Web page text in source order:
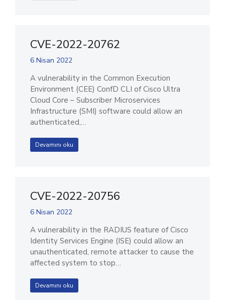
CVE-2022-20762
6 Nisan 2022
A vulnerability in the Common Execution
Environment (CEE) ConfD CLI of Cisco Ultra
Cloud Core – Subscriber Microservices
Infrastructure (SMI) software could allow an
authenticated,…
Devamını oku
CVE-2022-20756
6 Nisan 2022
A vulnerability in the RADIUS feature of Cisco
Identity Services Engine (ISE) could allow an
unauthenticated, remote attacker to cause the
affected system to stop…
Devamını oku